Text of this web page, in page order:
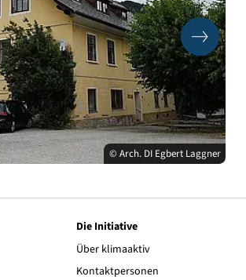
© Arch. DI Egbert Laggner
Die Initiative
Über klimaaktiv
Kontaktpersonen